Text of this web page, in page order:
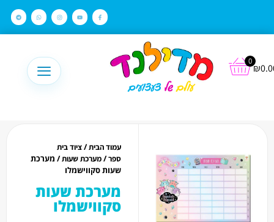
₪
0
עמוד הבית/ציוד בית
ספר/מערכת שעות/ מערכת
שעות סקווישמלו
מערכת שעות
סקווישמלו